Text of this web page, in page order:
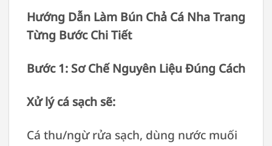
Hướng Dẫn Làm Bún Chả Cá Nha Trang
Từng Bước Chi Tiết
Bước 1: Sơ Chế Nguyên Liệu Đúng Cách
Xử lý cá sạch sẽ:
Cá thu/ngừ rửa sạch, dùng nước muối